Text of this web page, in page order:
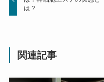
は？
関連記事